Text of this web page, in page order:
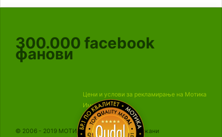
300.000 facebook
фанови
Цени и услови за рекламирање на Мотика
Импресум
© 2006 - 2019 МОТИКА, Сите права се задржани